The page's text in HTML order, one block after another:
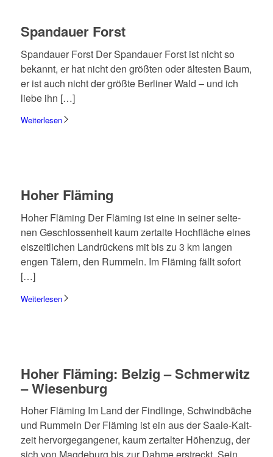
Span­dauer Forst
Span­dauer Forst Der Span­dauer Forst ist nicht so
bekannt, er hat nicht den größ­ten oder älte­sten Baum,
er ist auch nicht der größte Berli­ner Wald – und ich
liebe ihn […]
Weiterlesen
Hoher Fläming
Hoher Fläming Der Fläming ist eine in seiner selte­
nen Geschlos­sen­heit kaum zertalte Hoch­flä­che eines
eiszeit­li­chen Land­rückens mit bis zu 3 km langen
engen Tälern, den Rummeln. Im Fläming fällt sofort
[…]
Weiterlesen
Hoher Fläming: Belzig – Schmer­witz
– Wiesen­burg
Hoher Fläming Im Land der Find­linge, Schwind­bä­che
und Rummeln Der Fläming ist ein aus der Saale-Kalt­­
zeit hervor­ge­gan­ge­ner, kaum zertal­ter Höhen­zug, der